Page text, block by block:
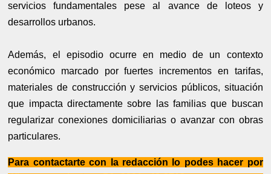
servicios fundamentales pese al avance de loteos y
desarrollos urbanos.
Además, el episodio ocurre en medio de un contexto
económico marcado por fuertes incrementos en tarifas,
materiales de construcción y servicios públicos, situación
que impacta directamente sobre las familias que buscan
regularizar conexiones domiciliarias o avanzar con obras
particulares.
Para contactarte con la redacción lo podes hacer por